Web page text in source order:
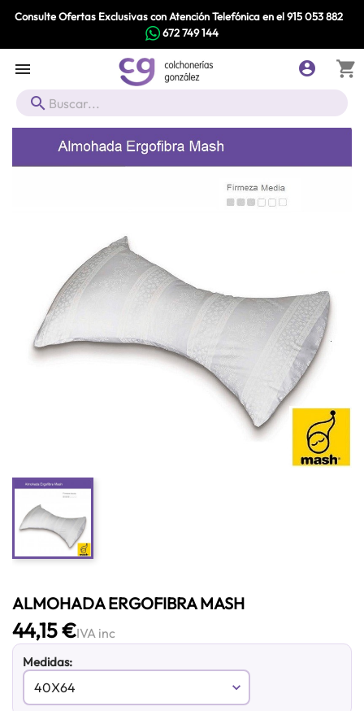
Consulte Ofertas Exclusivas con Atención Telefónica en el915 053 882
672 749 144
 shopping_cart


ALMOHADA ERGOFIBRA MASH
44,15 €IVA inc
Medidas: